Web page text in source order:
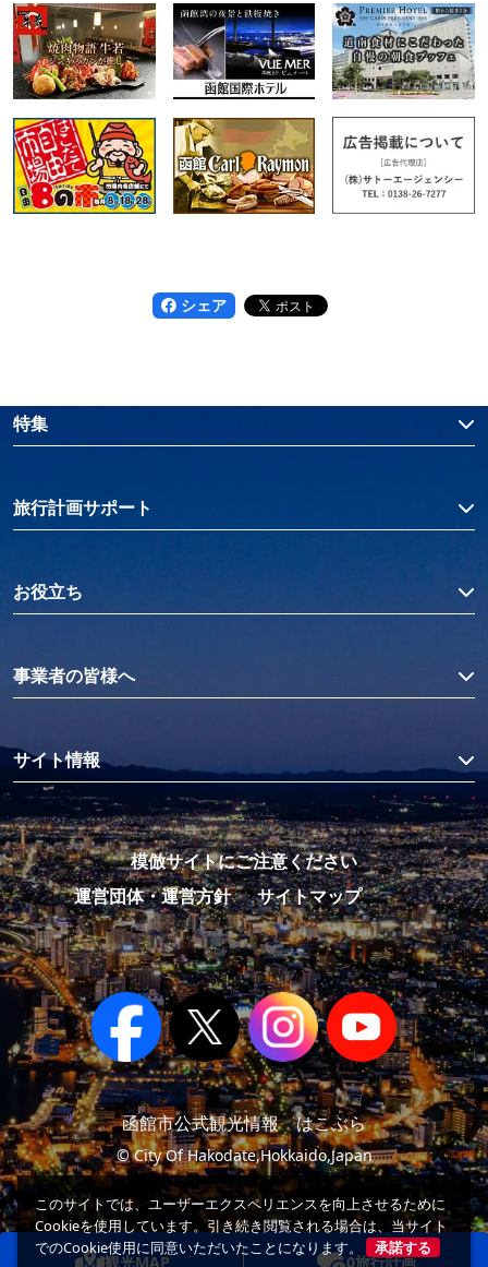
シェア
観光MAP 0旅行計画
特集
旅行計画サポート
お役立ち
事業者の皆様へ
サイト情報
模倣サイトにご注意ください
運営団体・運営方針
サイトマップ
函館市公式観光情報 はこぶら
© City Of Hakodate,Hokkaido,Japan
このサイトでは、ユーザーエクスペリエンスを向上させるために
Cookieを使用しています。引き続き閲覧される場合は、当サイト
でのCookie使用に同意いただいたことになります。
承諾する